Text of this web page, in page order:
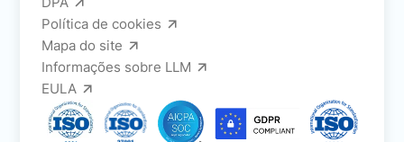
Política de cookies
Mapa do site
Informações sobre LLM
EULA